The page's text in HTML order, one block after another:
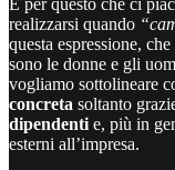
realizzarsi quando
questa espressione,
sono le donne e gli
vogliamo sottolineare
concreta soltanto
dipendenti e, più in
esterni all’impresa.